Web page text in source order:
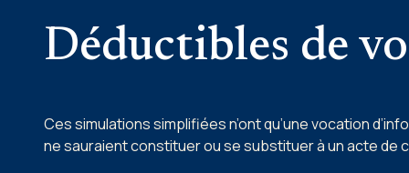
Déductibles de
Ces simulations simplifiées n’ont qu’une vocation
ne sauraient constituer ou se substituer à un acte de